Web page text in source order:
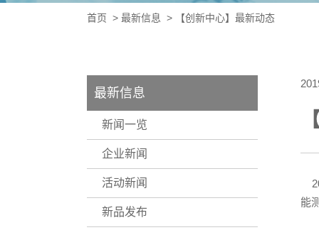
首页 > 最新信息 > 【创新中心】最新动态
最新信息
新闻一览
企业新闻
活动新闻
新品发布
能